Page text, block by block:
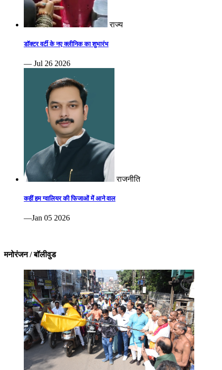
राज्य
डॉक्टर वर्टी के नए क्लीनिक का शुभारंभ
— Jul 26 2026
राजनीति
कहीं हम ग्वालियर की फिजाओं में आने वाल
—Jan 05 2026
मनोरंजन / बॉलीवुड